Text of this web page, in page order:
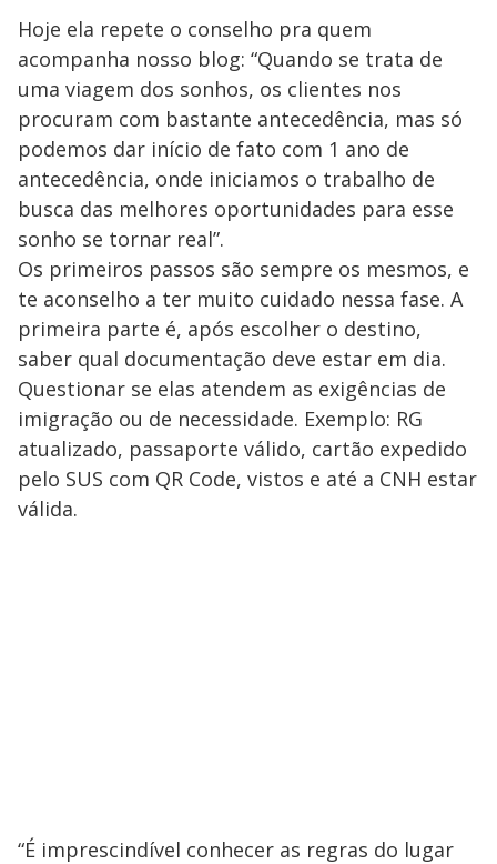
Hoje ela repete o conselho pra quem
acompanha nosso blog: “Quando se trata de
uma viagem dos sonhos, os clientes nos
procuram com bastante antecedência, mas só
podemos dar início de fato com 1 ano de
antecedência, onde iniciamos o trabalho de
busca das melhores oportunidades para esse
sonho se tornar real”.
Os primeiros passos são sempre os mesmos, e
te aconselho a ter muito cuidado nessa fase. A
primeira parte é, após escolher o destino,
saber qual documentação deve estar em dia.
Questionar se elas atendem as exigências de
imigração ou de necessidade. Exemplo: RG
atualizado, passaporte válido, cartão expedido
pelo SUS com QR Code, vistos e até a CNH estar
válida.
“É imprescindível conhecer as regras do lugar